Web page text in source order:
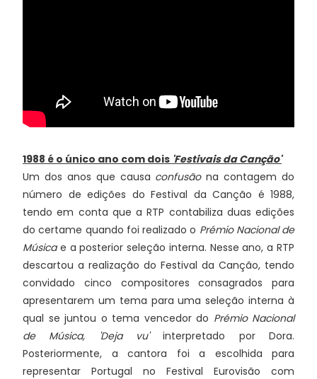
1988 é o único ano com dois 'Festivais da Canção'
Um dos anos que causa confusãona contagem do
número de edições do Festival da Canção é 1988,
tendo em conta que a RTP contabiliza duas edições
do certame quando foi realizado o Prémio Nacional de
Músicae a posterior seleção interna. Nesse ano, a RTP
descartou a realização do Festival da Canção, tendo
convidado cinco compositores consagrados para
apresentarem um tema para uma seleção interna à
qual se juntou o tema vencedor do Prémio Nacional
de Música, 'Deja vu'interpretado por Dora.
Posteriormente, a cantora foi a escolhida para
representar Portugal no Festival Eurovisão com